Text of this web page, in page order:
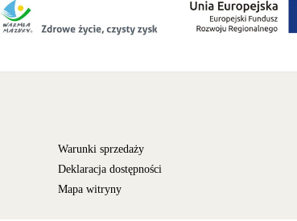
Warunki sprzedaży
Deklaracja dostępności
Mapa witryny